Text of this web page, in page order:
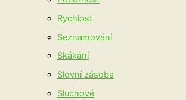
Rychlost
Seznamování
Skákání
Slovní zásoba
Sluchové